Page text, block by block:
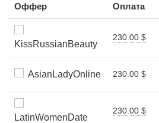
Оффер Оплата
KissRussianBeauty
230.00 $
AsianLadyOnline 230.00 $
LatinWomenDate
230.00 $